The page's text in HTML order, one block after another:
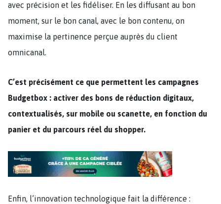
avec précision et les fidéliser. En les diffusant au bon
moment, sur le bon canal, avec le bon contenu, on
maximise la pertinence perçue auprès du client
omnicanal.
C’est précisément ce que permettent les campagnes
Budgetbox : activer des bons de réduction digitaux,
contextualisés, sur mobile ou scanette, en fonction du
panier et du parcours réel du shopper.
Enfin, l’innovation technologique fait la différence :